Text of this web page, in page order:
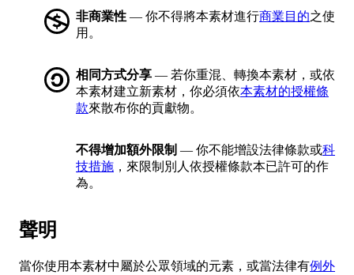
非商業性 — 你不得將本素材進行商業目的之使
用。
相同方式分享 — 若你重混、轉換本素材，或依
本素材建立新素材，你必須依本素材的授權條
款來散布你的貢獻物。
不得增加額外限制 — 你不能增設法律條款或科
技措施 ，來限制別人依授權條款本已許可的作
為。
聲明
當你使用本素材中屬於公眾領域的元素，或當法律有例外